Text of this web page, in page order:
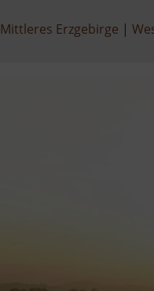
Mittleres Erzgebirge